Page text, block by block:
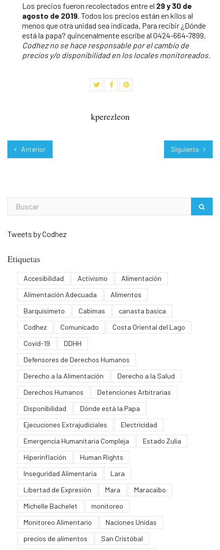
Los precios fueron recolectados entre el 29 y 30 de
agosto de 2019 . Todos los precios están en kilos al
menos que otra unidad sea indicada. Para recibir ¿Dónde
está la papa? quincenalmente escribe al 0424-664-7899.
Codhez no se hace responsable por el cambio de
precios y/o disponibilidad en los locales monitoreados.
kperezleon
Anterior Siguiente
Tweets by Codhez
Etiquetas
Accesibilidad Activismo
Alimentación
Alimentación Adecuada
Alimentos
Barquisimeto
Cabimas
canasta basica
Codhez
Comunicado
Costa Oriental del Lago
Covid-19
DDHH
Defensores de Derechos Humanos
Derecho a la Alimentación
Derecho a la Salud
Derechos Humanos
Detenciones Arbitrarias
Disponibilidad
Dónde está la Papa
Ejecuciones Extrajudiciales
Electricidad
Emergencia Humanitaria Compleja
Estado Zulia
Hiperinflación
Human Rights
Inseguridad Alimentaria
Lara
Libertad de Expresión
Mara
Maracaibo
Michelle Bachelet
monitoreo
Monitoreo Alimentario
Naciones Unidas
precios de alimentos
San Cristóbal